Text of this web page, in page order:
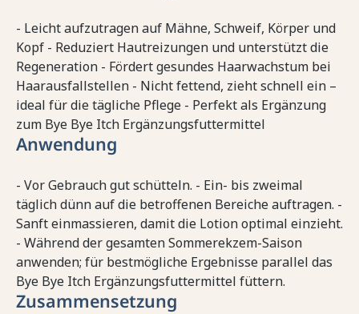
- Leicht aufzutragen auf Mähne, Schweif, Körper und
Kopf - Reduziert Hautreizungen und unterstützt die
Regeneration - Fördert gesundes Haarwachstum bei
Haarausfallstellen - Nicht fettend, zieht schnell ein –
ideal für die tägliche Pflege - Perfekt als Ergänzung
zum Bye Bye Itch Ergänzungsfuttermittel
Anwendung
- Vor Gebrauch gut schütteln. - Ein- bis zweimal
täglich dünn auf die betroffenen Bereiche auftragen. -
Sanft einmassieren, damit die Lotion optimal einzieht.
- Während der gesamten Sommerekzem-Saison
anwenden; für bestmögliche Ergebnisse parallel das
Bye Bye Itch Ergänzungsfuttermittel füttern.
Zusammensetzung